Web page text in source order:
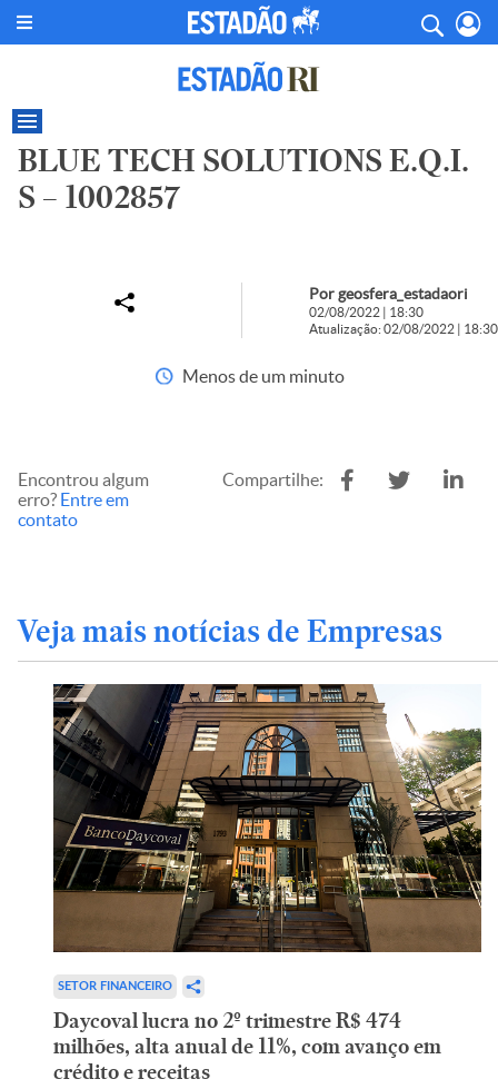
BLUE TECH SOLUTIONS E.Q.I.
S – 1002857
Por geosfera_estadaori
02/08/2022 | 18:30
Atualização: 02/08/2022 | 18:30
Menos de um minuto
Encontrou algum
erro? Entre em
contato
Compartilhe:
Veja mais notícias de Empresas
SETOR FINANCEIRO
Daycoval lucra no 2º trimestre R$ 474
milhões, alta anual de 11%, com avanço em
crédito e receitas